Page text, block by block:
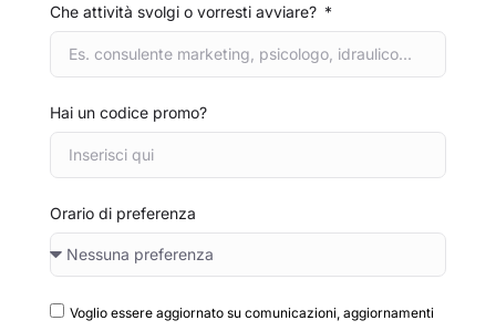
Che attività svolgi o vorresti avviare?
Hai un codice promo?
Orario di preferenza
Voglio essere aggiornato su comunicazioni, aggiornamenti